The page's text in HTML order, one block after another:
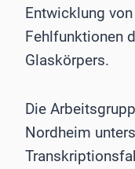
Entwicklung
Fehlfunktionen
Glaskörpers.
Die
Nordheim